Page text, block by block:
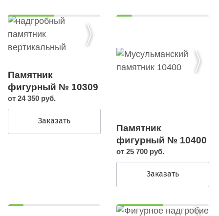
Памятник
фигурный № 10309
от 24 350 руб.
Заказать
Памятник
фигурный № 10400
от 25 700 руб.
Заказать